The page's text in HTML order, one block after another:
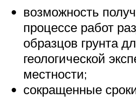
возможность
процессе работ
образцов грунта
геологической
местности;
сокращенные